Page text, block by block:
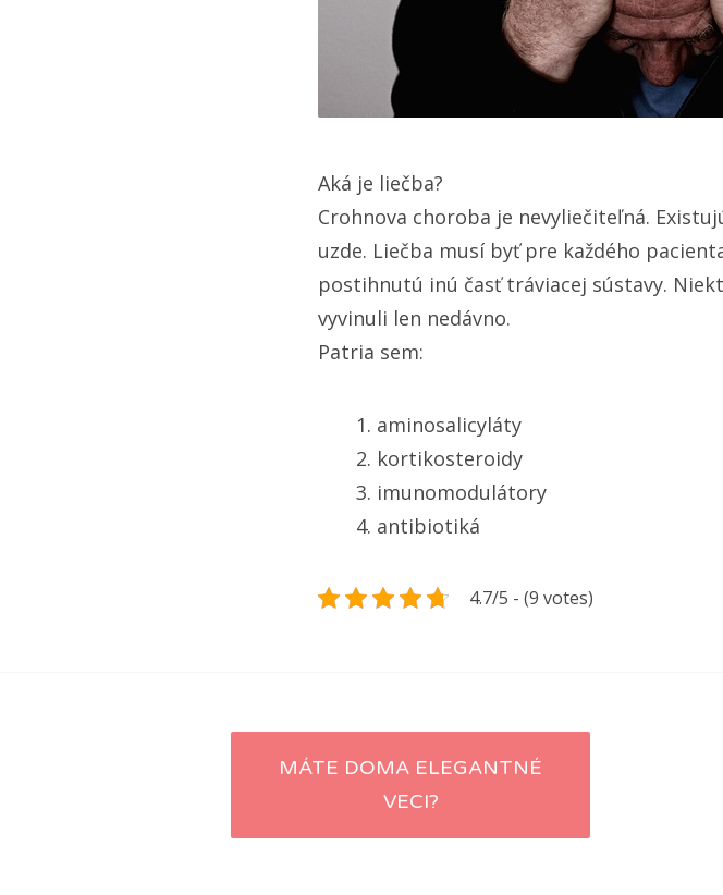
Aká je liečba?
Crohnova choroba je nevyliečiteľná.
uzde. Liečba musí byť pre každého
postihnutú inú časť tráviacej sústavy.
vyvinuli len nedávno.
Patria sem:
aminosalicyláty
kortikosteroidy
imunomodulátory
antibiotiká
4.7/5 - (9 votes)
Navigace
pro
MÁTE DOMA ELEGANTNÉ
VECI?